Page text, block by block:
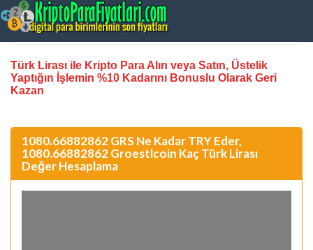
Türk Lirası ile Kripto Para Alın veya Satın, Üstelik
Yaptığın İşlemin %10 Kadarını Bonuslu Olarak Geri
Kazan
1080.66882862 GRS Ne Kadar TRY Eder,
1080.66882862 Groestlcoin Kaç Türk Lirası
Değer Hesaplama